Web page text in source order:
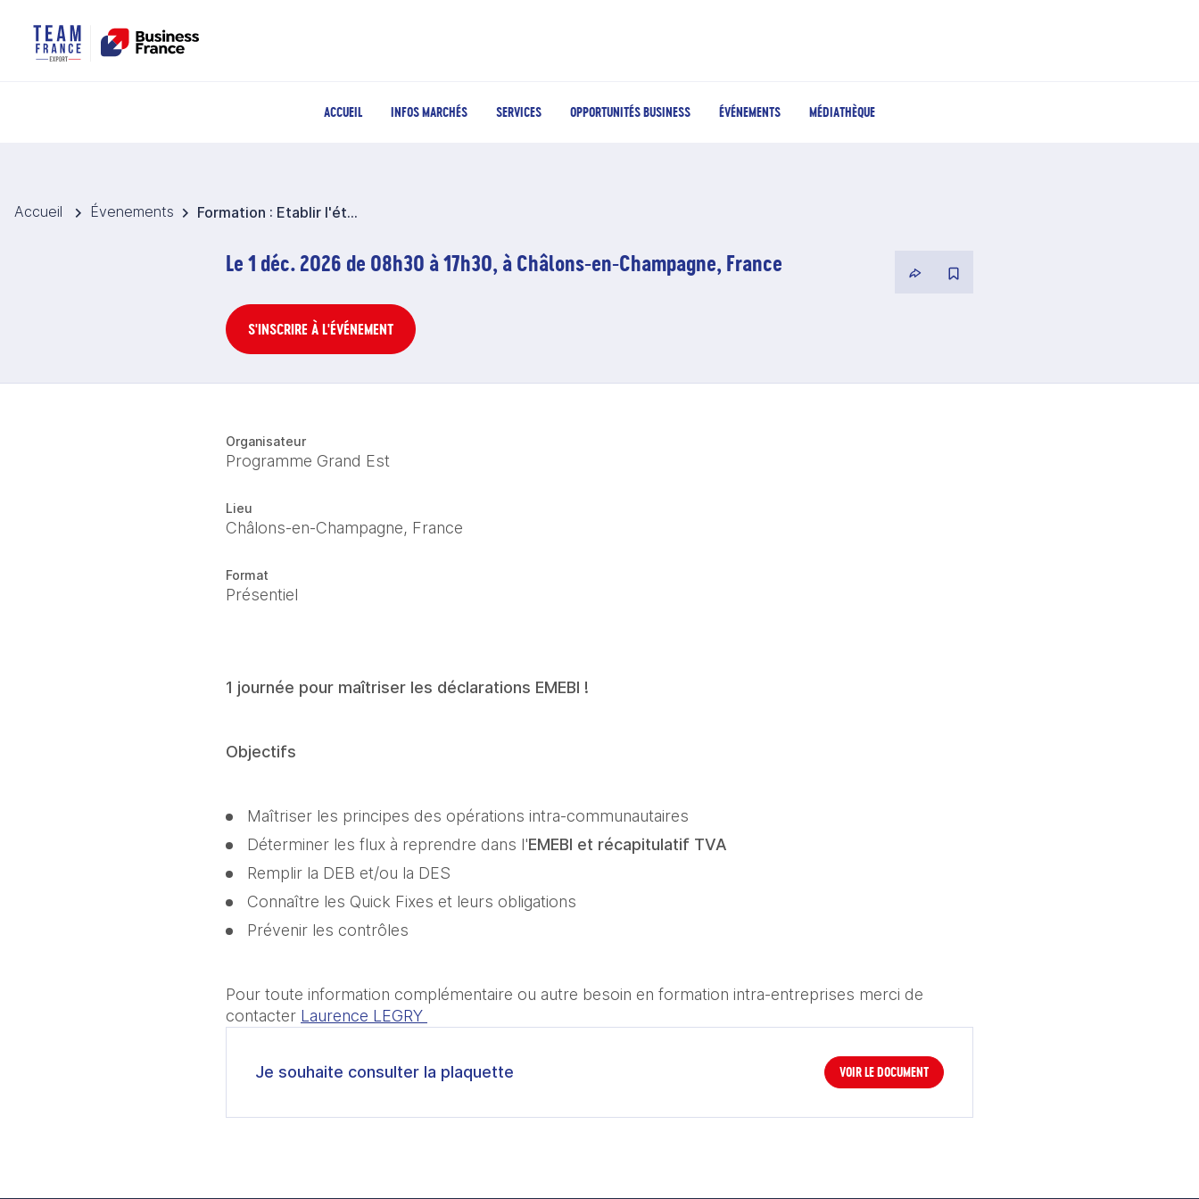
ACCUEIL INFOS MARCHÉS SERVICES OPPORTUNITÉS BUSINESS ÉVÉNEMENTS MÉDIATHÈQUE
Accueil Évenements Formation : Etablir l'état récapitulatif TVA et déclaration statistique EMEBI
Le 1 déc. 2026 de 08h30 à 17h30, à Châlons-en-Champagne, France
S'INSCRIRE À L'ÉVÉNEMENT
Organisateur
Programme Grand Est
Lieu
Châlons-en-Champagne, France
Format
Présentiel
1 journée pour maîtriser les déclarations EMEBI !
Objectifs
Maîtriser les principes des opérations intra-communautaires
Déterminer les flux à reprendre dans l'EMEBI et récapitulatif TVA
Remplir la DEB et/ou la DES
Connaître les Quick Fixes et leurs obligations
Prévenir les contrôles
Pour toute information complémentaire ou autre besoin en formation intra-entreprises merci de
contacter Laurence LEGRY
Je souhaite consulter la plaquette VOIR LE DOCUMENT